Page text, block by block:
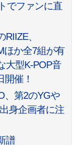
でファンに直
、
ほか全7組が有
大型K-POP音
開催！
、第2のYGや
身企画者に注
譜